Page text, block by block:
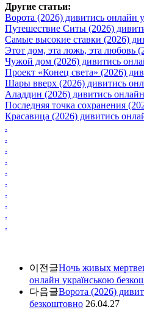
Другие статьи:
Ворота (2026) дивитись онлайн
Путешествие Ситы (2026)
Самые высокие ставки (2026)
Этот дом, эта ложь, эта любовь
Чужой дом (2026) дивитись
Проект «Конец света» (2026)
Шары вверх (2026) дивитись
Аладдин (2026) дивитись
Последняя точка сохранения
Красавица (2026) дивитись
.
.
.
.
.
.
.
.
.
.
이전글Ночь живых
онлайн українською
다음글Ворота (2026)
безкоштовно 26.04.27